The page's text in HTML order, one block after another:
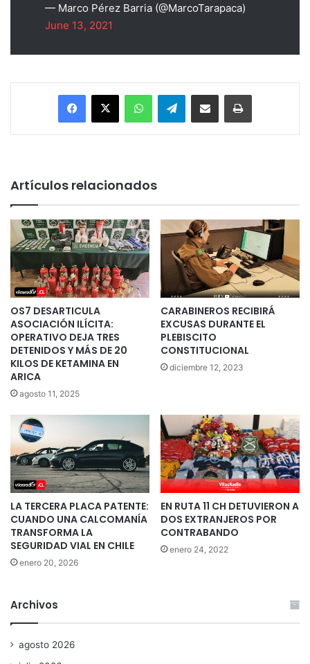
— Marco Pérez Barria (@MarcoTarapaca)
June 13, 2021
Facebook
X WhatsAppTelegramEnviar vía email Imprimir
Artículos relacionados
OS7 DESARTICULA
ASOCIACIÓN ILÍCITA:
OPERATIVO DEJA TRES
DETENIDOS Y MÁS DE 20
KILOS DE KETAMINA EN
ARICA
agosto 11, 2025
CARABINEROS RECIBIRÁ
EXCUSAS DURANTE EL
PLEBISCITO
CONSTITUCIONAL
diciembre 12, 2023
LA TERCERA PLACA PATENTE:
CUANDO UNA CALCOMANÍA
TRANSFORMA LA
SEGURIDAD VIAL EN CHILE
enero 20, 2026
EN RUTA 11 CH DETUVIERON A
DOS EXTRANJEROS POR
CONTRABANDO
enero 24, 2022
Archivos
agosto 2026